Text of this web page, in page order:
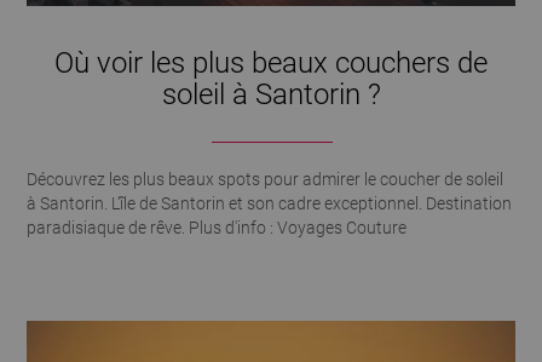
Où voir les plus beaux couchers de
soleil à Santorin ?
Découvrez les plus beaux spots pour admirer le coucher de soleil
à Santorin. L'île de Santorin et son cadre exceptionnel. Destination
paradisiaque de rêve. Plus d'info : Voyages Couture